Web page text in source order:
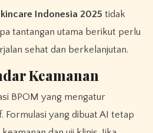
Indonesia 2025 tidak
tantangan utama berikut perlu
sehat dan berkelanjutan.
Keamanan
BPOM yang mengatur
Formulasi yang dibuat AI tetap